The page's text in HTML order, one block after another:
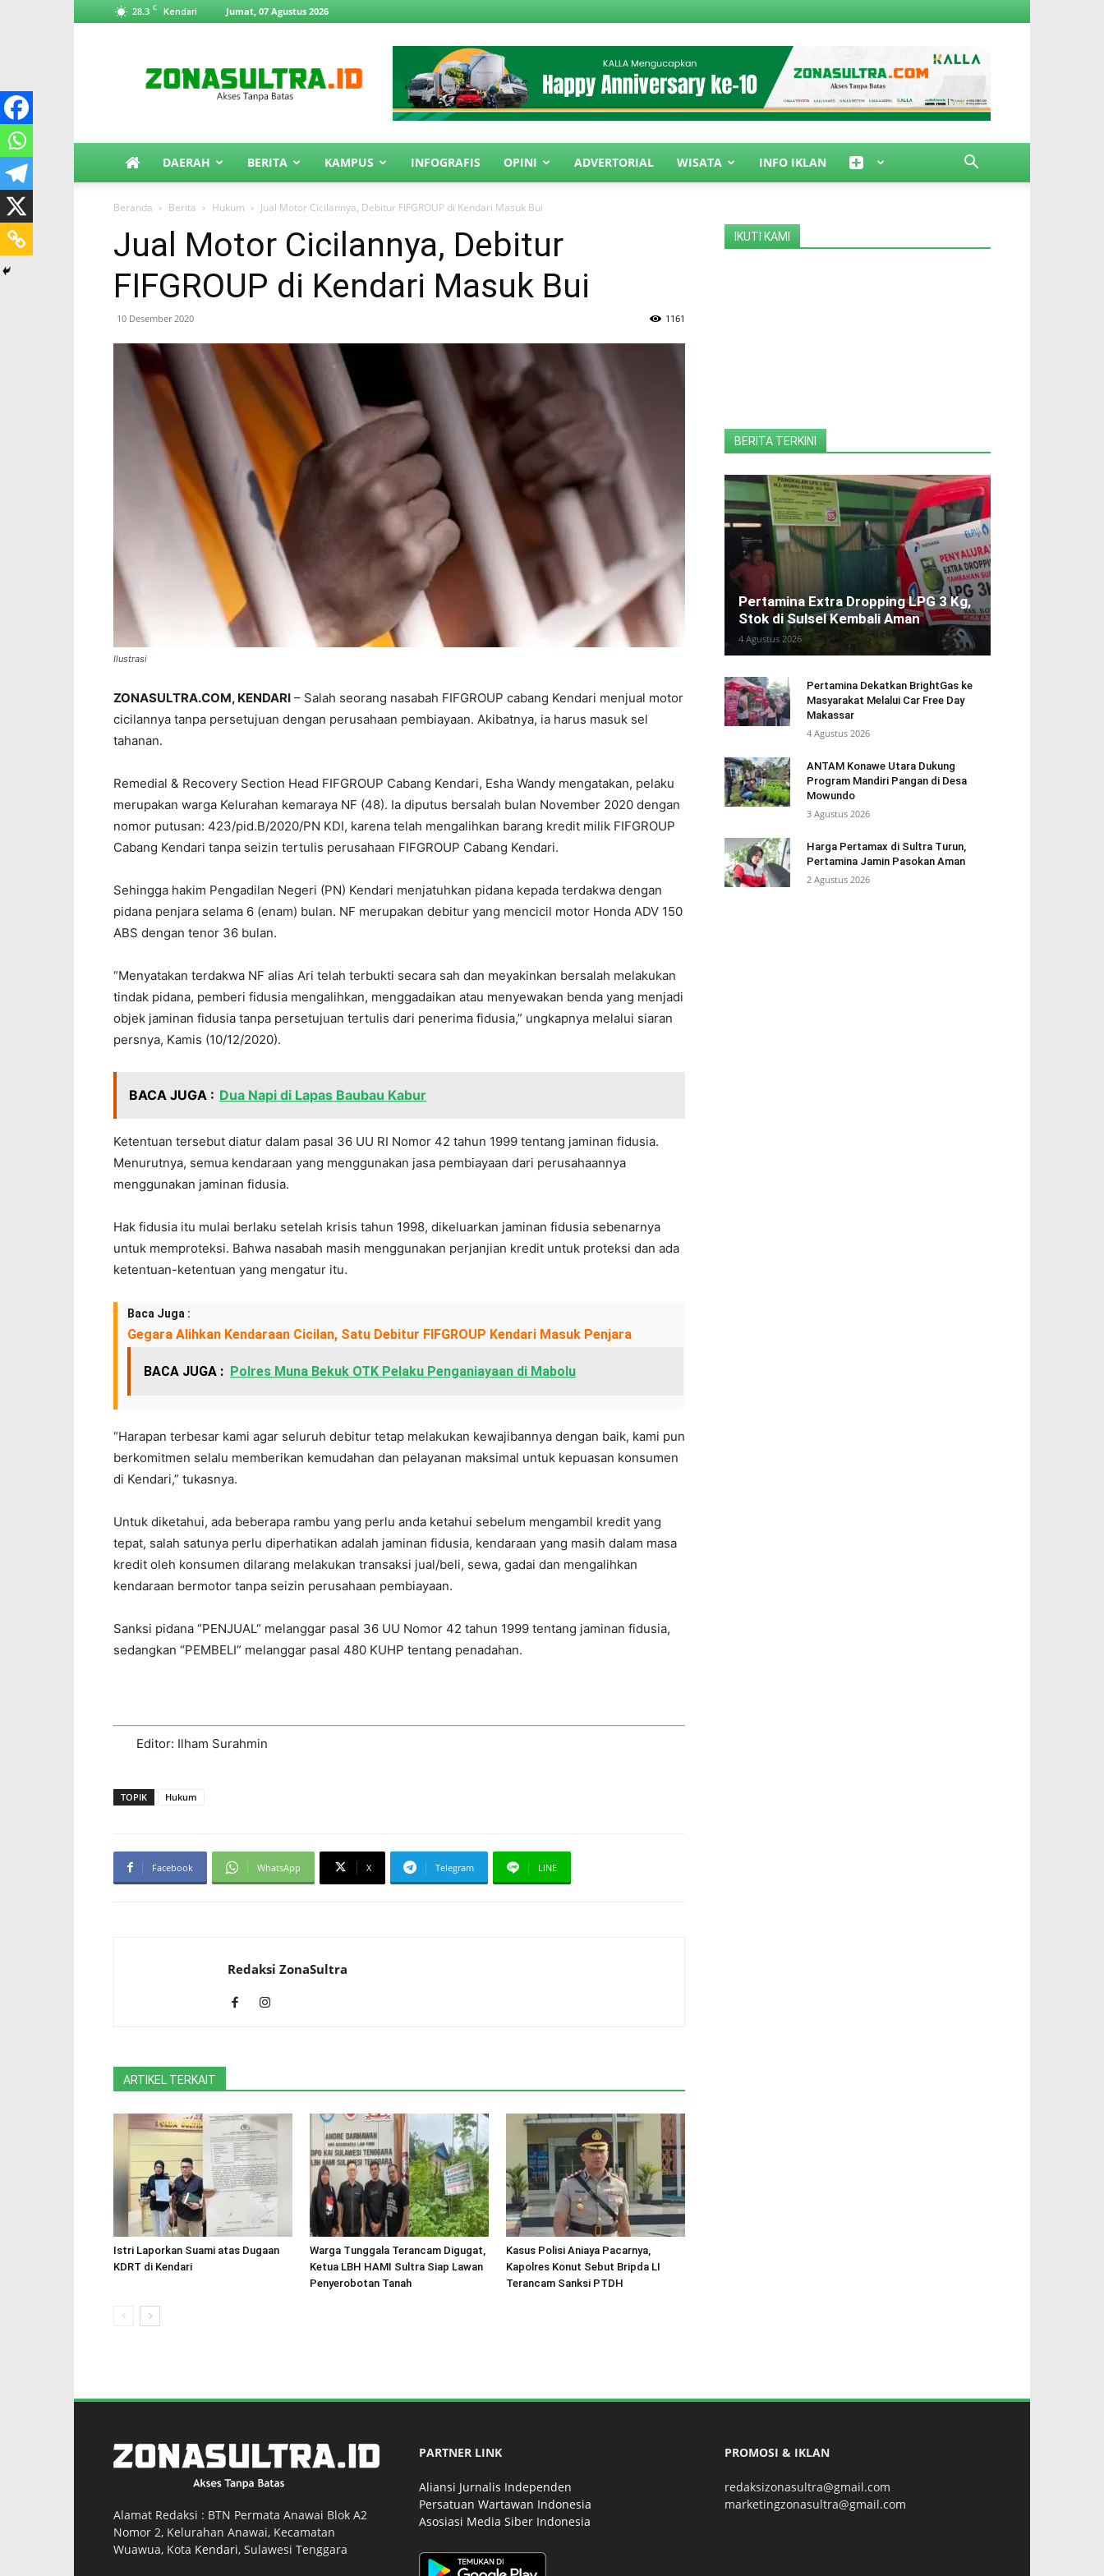
28.3 C Kendari Jumat, 07 Agustus 2026
DAERAH BERITA KAMPUS INFOGRAFIS OPINI ADVERTORIAL WISATA INFO IKLAN
Beranda Berita Hukum Jual Motor Cicilannya, Debitur FIFGROUP di Kendari Masuk Bui
Jual Motor Cicilannya, Debitur
FIFGROUP di Kendari Masuk Bui
10 Desember 2020 1161
Ilustrasi
ZONASULTRA.COM, KENDARI – Salah seorang nasabah FIFGROUP cabang Kendari menjual motor
cicilannya tanpa persetujuan dengan perusahaan pembiayaan. Akibatnya, ia harus masuk sel
tahanan.
Remedial & Recovery Section Head FIFGROUP Cabang Kendari, Esha Wandy mengatakan, pelaku
merupakan warga Kelurahan kemaraya NF (48). Ia diputus bersalah bulan November 2020 dengan
nomor putusan: 423/pid.B/2020/PN KDI, karena telah mengalihkan barang kredit milik FIFGROUP
Cabang Kendari tanpa seizin tertulis perusahaan FIFGROUP Cabang Kendari.
Sehingga hakim Pengadilan Negeri (PN) Kendari menjatuhkan pidana kepada terdakwa dengan
pidana penjara selama 6 (enam) bulan. NF merupakan debitur yang mencicil motor Honda ADV 150
ABS dengan tenor 36 bulan.
“Menyatakan terdakwa NF alias Ari telah terbukti secara sah dan meyakinkan bersalah melakukan
tindak pidana, pemberi fidusia mengalihkan, menggadaikan atau menyewakan benda yang menjadi
objek jaminan fidusia tanpa persetujuan tertulis dari penerima fidusia,” ungkapnya melalui siaran
persnya, Kamis (10/12/2020).
BACA JUGA : Dua Napi di Lapas Baubau Kabur
Ketentuan tersebut diatur dalam pasal 36 UU RI Nomor 42 tahun 1999 tentang jaminan fidusia.
Menurutnya, semua kendaraan yang menggunakan jasa pembiayaan dari perusahaannya
menggunakan jaminan fidusia.
Hak fidusia itu mulai berlaku setelah krisis tahun 1998, dikeluarkan jaminan fidusia sebenarnya
untuk memproteksi. Bahwa nasabah masih menggunakan perjanjian kredit untuk proteksi dan ada
ketentuan-ketentuan yang mengatur itu.
Baca Juga :
Gegara Alihkan Kendaraan Cicilan, Satu Debitur FIFGROUP Kendari Masuk Penjara
BACA JUGA : Polres Muna Bekuk OTK Pelaku Penganiayaan di Mabolu
“Harapan terbesar kami agar seluruh debitur tetap melakukan kewajibannya dengan baik, kami pun
berkomitmen selalu memberikan kemudahan dan pelayanan maksimal untuk kepuasan konsumen
di Kendari,” tukasnya.
Untuk diketahui, ada beberapa rambu yang perlu anda ketahui sebelum mengambil kredit yang
tepat, salah satunya perlu diperhatikan adalah jaminan fidusia, kendaraan yang masih dalam masa
kredit oleh konsumen dilarang melakukan transaksi jual/beli, sewa, gadai dan mengalihkan
kendaraan bermotor tanpa seizin perusahaan pembiayaan.
Sanksi pidana “PENJUAL“ melanggar pasal 36 UU Nomor 42 tahun 1999 tentang jaminan fidusia,
sedangkan “PEMBELI” melanggar pasal 480 KUHP tentang penadahan.
Editor: Ilham Surahmin
TOPIK Hukum
Facebook WhatsApp X Telegram LINE
Redaksi ZonaSultra
ARTIKEL TERKAIT
Istri Laporkan Suami atas Dugaan
KDRT di Kendari
Warga Tunggala Terancam Digugat,
Ketua LBH HAMI Sultra Siap Lawan
Penyerobotan Tanah
Kasus Polisi Aniaya Pacarnya,
Kapolres Konut Sebut Bripda LI
Terancam Sanksi PTDH
IKUTI KAMI
BERITA TERKINI
Pertamina Extra Dropping LPG 3 Kg,
Stok di Sulsel Kembali Aman
4 Agustus 2026
Pertamina Dekatkan BrightGas ke
Masyarakat Melalui Car Free Day
Makassar
4 Agustus 2026
ANTAM Konawe Utara Dukung
Program Mandiri Pangan di Desa
Mowundo
3 Agustus 2026
Harga Pertamax di Sultra Turun,
Pertamina Jamin Pasokan Aman
2 Agustus 2026
Alamat Redaksi : BTN Permata Anawai Blok A2
Nomor 2, Kelurahan Anawai, Kecamatan
Wuawua, Kota Kendari, Sulawesi Tenggara
PARTNER LINK
Aliansi Jurnalis Independen
Persatuan Wartawan Indonesia
Asosiasi Media Siber Indonesia
PROMOSI & IKLAN
redaksizonasultra@gmail.com
marketingzonasultra@gmail.com